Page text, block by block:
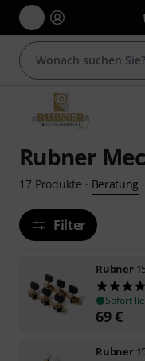
Rubner
17 Produkte · Beratung
Filter
Rubner
Sofort
69€
Rubner